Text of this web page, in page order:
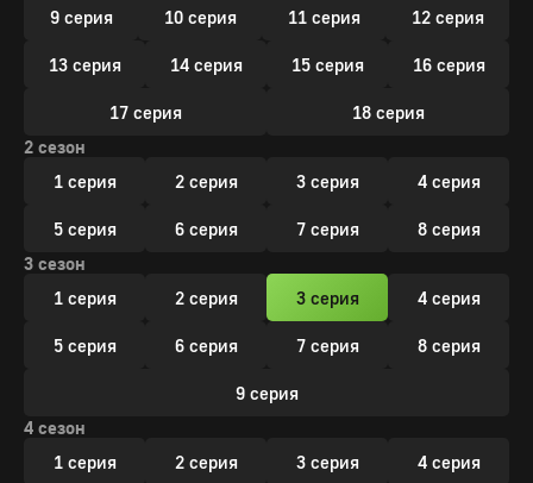
9 серия 10 серия 11 серия 12 серия
13 серия 14 серия 15 серия 16 серия
17 серия
18 серия
2 сезон
1 серия
2 серия 3 серия 4 серия
5 серия 6 серия 7 серия
8 серия
3 сезон
1 серия
2 серия 3 серия 4 серия
5 серия 6 серия 7 серия 8 серия
9 серия
4 сезон
1 серия
2 серия 3 серия 4 серия